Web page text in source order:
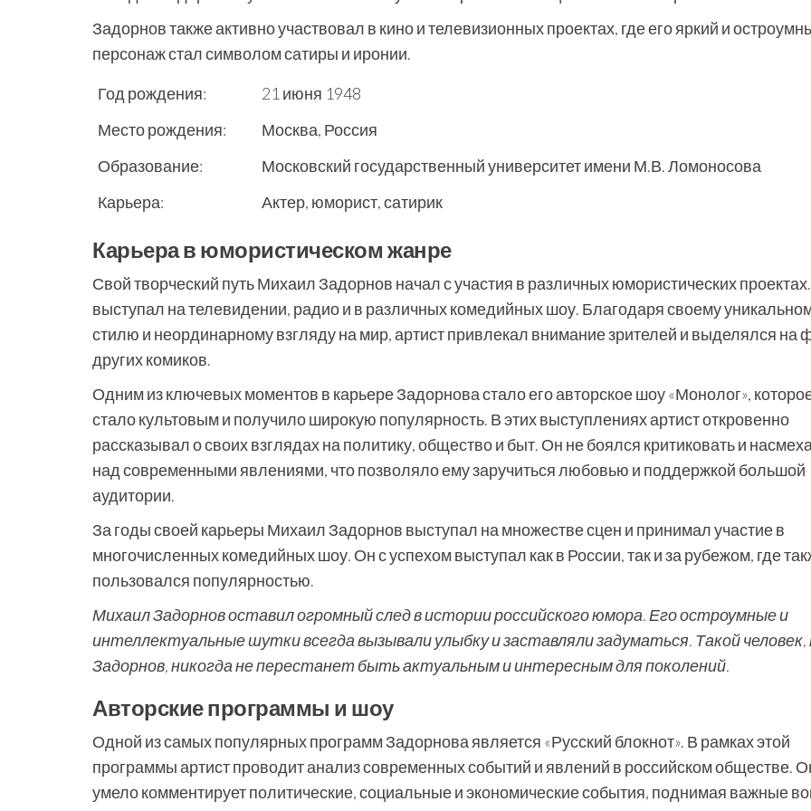
Задорнов также активно участвовал в кино и телевизионных проектах, где его яркий и
персонаж стал символом сатиры и иронии.
Год рождения:
21 июня 1948
Место рождения:
Москва, Россия
Образование:
Московский государственный университет имени М.В. Ломоносова
Карьера:
Актер, юморист, сатирик
Карьера в юмористическом жанре
Свой творческий путь Михаил Задорнов начал с участия в различных юмористических
выступал на телевидении, радио и в различных комедийных шоу. Благодаря своему
стилю и неординарному взгляду на мир, артист привлекал внимание зрителей и выделялся на
других комиков.
Одним из ключевых моментов в карьере Задорнова стало его авторское шоу «Монолог»,
стало культовым и получило широкую популярность. В этих выступлениях артист откровенно
рассказывал о своих взглядах на политику, общество и быт. Он не боялся критиковать и
над современными явлениями, что позволяло ему заручиться любовью и поддержкой большой
аудитории.
За годы своей карьеры Михаил Задорнов выступал на множестве сцен и принимал участие в
многочисленных комедийных шоу. Он с успехом выступал как в России, так и за рубежом, где
пользовался популярностью.
Михаил Задорнов оставил огромный след в истории российского юмора. Его остроумные и
интеллектуальные шутки всегда вызывали улыбку и заставляли задуматься. Такой человек,
Задорнов, никогда не перестанет быть актуальным и интересным для поколений.
Авторские программы и шоу
Одной из самых популярных программ Задорнова является «Русский блокнот». В рамках этой
программы артист проводит анализ современных событий и явлений в российском обществе.
умело комментирует политические, социальные и экономические события, поднимая важные